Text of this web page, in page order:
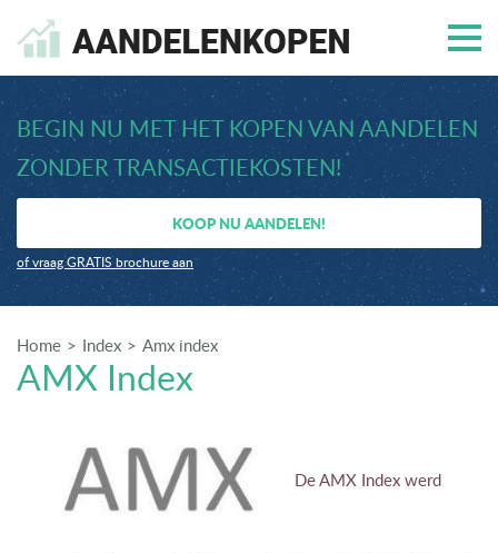
BEGIN NU MET HET KOPEN VAN AANDELEN
ZONDER TRANSACTIEKOSTEN!
KOOP NU AANDELEN!
of vraag GRATIS brochure aan
Home Index Amx index
AMX Index
De AMX Index werd